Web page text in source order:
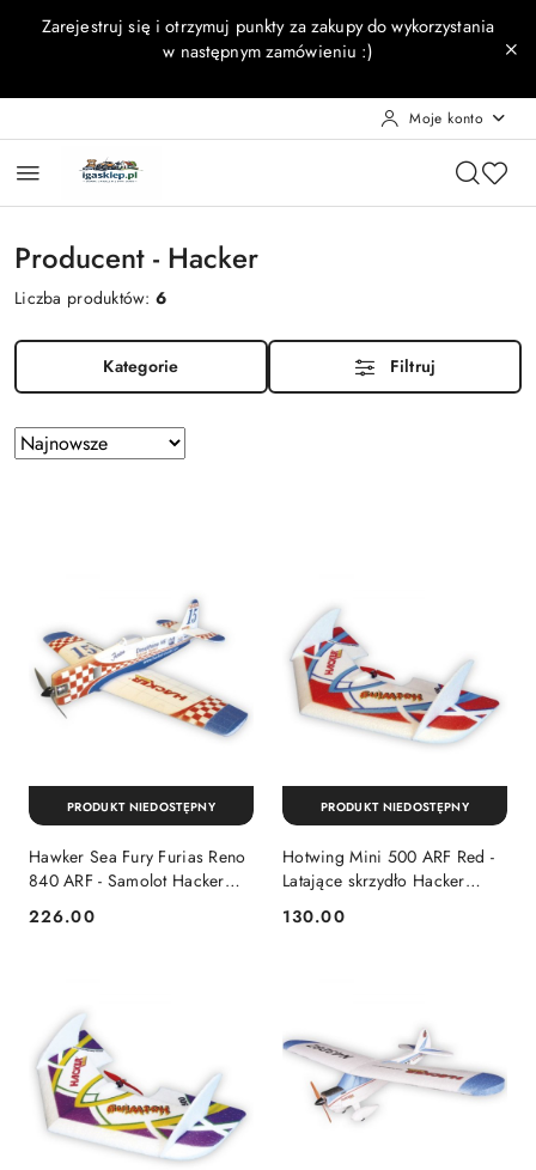
Przejdź do treści głównej
Przejdź do wyszukiwarki
Przejdź do moje konto
Przejdź do menu głównego
Przejdź do stopki
Zarejestruj się i otrzymuj punkty za zakupy do wykorzystania
w następnym zamówieniu :)
Moje konto
Producent - Hacker
Liczba produktów:6
Kategorie Filtruj
Zastosowano
sortowanie:
Sortuj
według
Hawker Sea Fury Furias Reno
840 ARF - Samolot Hacker
Model
Cena:
226.00
PRODUKT NIEDOSTĘPNY
Hotwing Mini 500 ARF Red -
Latające skrzydło Hacker
Model
Cena:
130.00
PRODUKT NIEDOSTĘPNY